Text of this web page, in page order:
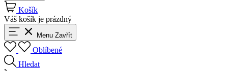
Košík
Váš košík je prázdný
Menu Zavřít
Oblíbené
Hledat